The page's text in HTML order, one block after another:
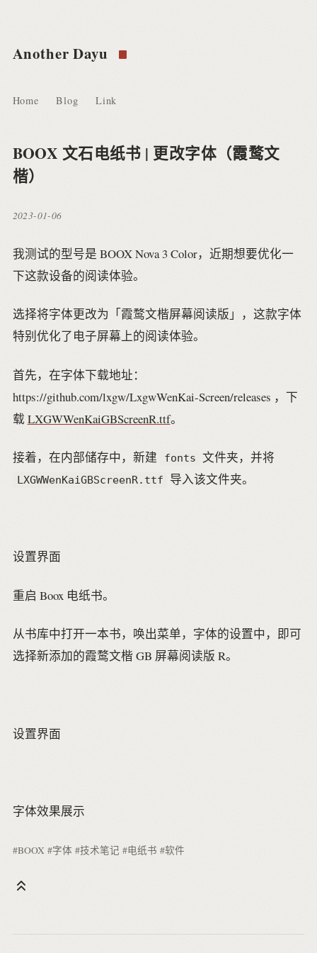
Another Dayu
Home Blog Link
BOOX 文石电纸书 | 更改字体（霞鹜文
楷）
2023-01-06
我测试的型号是 BOOX Nova 3 Color，近期想要优化一
下这款设备的阅读体验。
选择将字体更改为「霞鹜文楷屏幕阅读版」，这款字体
特别优化了电子屏幕上的阅读体验。
首先，在字体下载地址：
https://github.com/lxgw/LxgwWenKai-Screen/releases ，下
载 LXGWWenKaiGBScreenR.ttf。
接着，在内部储存中，新建 fonts 文件夹，并将
LXGWWenKaiGBScreenR.ttf 导入该文件夹。
设置界面
重启 Boox 电纸书。
从书库中打开一本书，唤出菜单，字体的设置中，即可
选择新添加的霞鹜文楷 GB 屏幕阅读版 R。
设置界面
字体效果展示
#BOOX #字体 #技术笔记 #电纸书 #软件